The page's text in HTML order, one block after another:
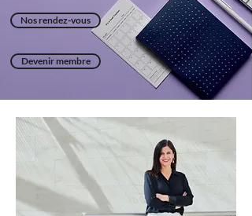
Nos rendez-vous
Devenir membre